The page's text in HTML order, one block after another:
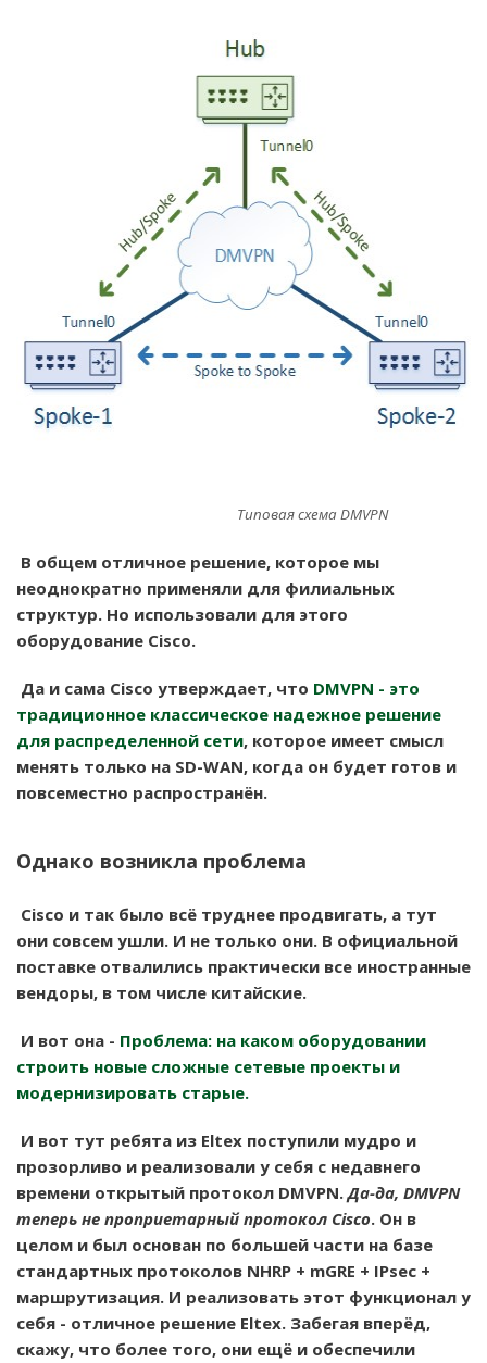
Типовая схема DMVPN
В общем отличное решение, которое мы
неоднократно применяли для филиальных
структур. Но использовали для этого
оборудование Cisco.
Да и сама Cisco утверждает, что DMVPN - это
традиционное классическое надежное решение
для распределенной сети, которое имеет смысл
менять только на SD-WAN, когда он будет готов и
повсеместно распространён.
Однако возникла проблема
Cisco и так было всё труднее продвигать, а тут
они совсем ушли. И не только они. В официальной
поставке отвалились практически все иностранные
вендоры, в том числе китайские.
И вот она - Проблема: на каком оборудовании
строить новые сложные сетевые проекты и
модернизировать старые.
И вот тут ребята из Eltex поступили мудро и
прозорливо и реализовали у себя с недавнего
времени открытый протокол DMVPN.Да-да, DMVPN
теперь не проприетарный протокол Cisco. Он в
целом и был основан по большей части на базе
стандартных протоколов NHRP + mGRE + IPsec +
маршрутизация. И реализовать этот функционал у
себя - отличное решение Eltex. Забегая вперёд,
скажу, что более того, они ещё и обеспечили